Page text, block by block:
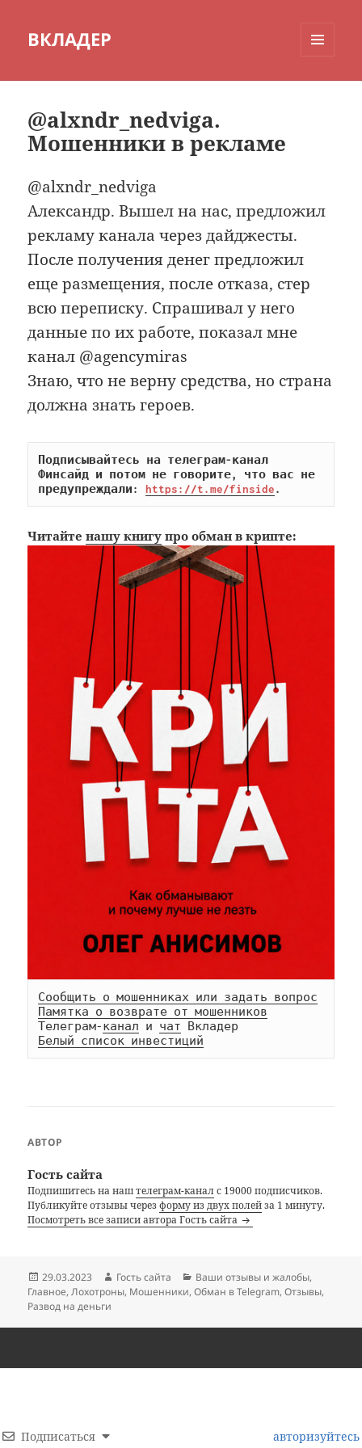
ВКЛАДЕР
@alxndr_nedviga.
Мошенники в рекламе
@alxndr_nedviga
Александр. Вышел на нас, предложил
рекламу канала через дайджесты.
После получения денег предложил
еще размещения, после отказа, стер
всю переписку. Спрашивал у него
данные по их работе, показал мне
канал @agencymiras
Знаю, что не верну средства, но страна
должна знать героев.
Подписывайтесь на телеграм-канал
Финсайд и потом не говорите, что вас не
предупреждали: https://t.me/finside.
Читайтенашу книгу про обман в крипте:
Сообщить о мошенниках или задать вопрос
Памятка о возврате от мошенников
Телеграм-канал и чат
Белый список инвестиций
АВТОР
Гость сайта
Подпишитесь на наштелеграм-каналс 19000 подписчиков.
Публикуйте отзывы черезформу из двух полейза 1 минуту.
Посмотреть все записи автора Гость сайта
Опубликовано
29.03.2023 Автор
Гость сайта Рубрики
Ваши отзывы и жалобы,
Главное,Лохотроны, Мошенники,Обман в Telegram,Отзывы,
Развод на деньги
Подписаться авторизуйтесь